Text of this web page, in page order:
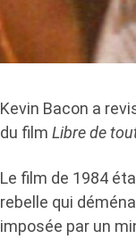
Kevin Bacon a
du film Libre de
Le film de 1984
rebelle qui
imposée par un